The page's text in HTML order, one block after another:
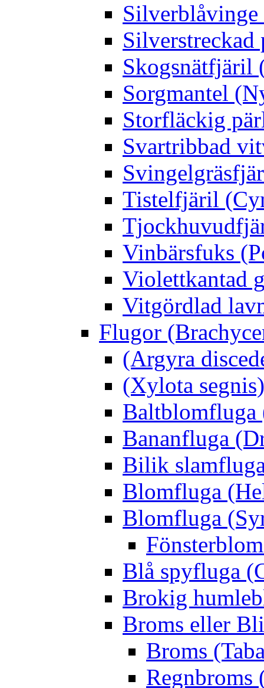
Silverblåvinge
Skogsnätfjäril
Sorgmantel
Storfläckig
Svartribbad
Tistelfjäril
Vinbärsfuks
Violettkantad
Vitgördlad
Flugor
(Argyra
(Xylota segnis)
Baltblomfluga
Bananfluga
Bilik
Blomfluga
Blomfluga
Blå spyfluga
Brokig
Broms eller
Broms
Regnbroms